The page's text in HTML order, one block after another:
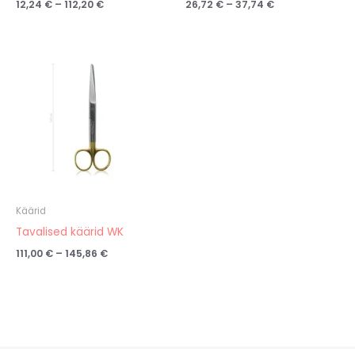
12,24 € – 112,20 € 26,72 € – 37,74 €
Käärid
Tavalised käärid WK
111,00 € – 145,86 €